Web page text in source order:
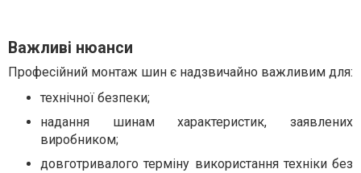
Важливі нюанси
Професійний монтаж шин є надзвичайно важливим для:
технічної безпеки;
надання шинам характеристик, заявлених
виробником;
довготривалого терміну використання техніки без